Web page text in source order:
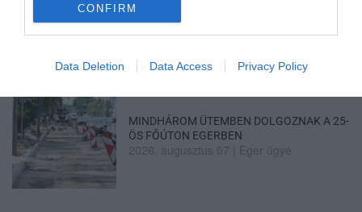
CONFIRM
Data Deletion Data Access Privacy Policy
INFLÁCIÓ MAGYARORSZÁGON
2026. augusztus 07
MINDHÁROM ÜTEMBEN DOLGOZNAK A 25-
ÖS FŐÚTON EGERBEN
2026. augusztus 07 Eger ügye